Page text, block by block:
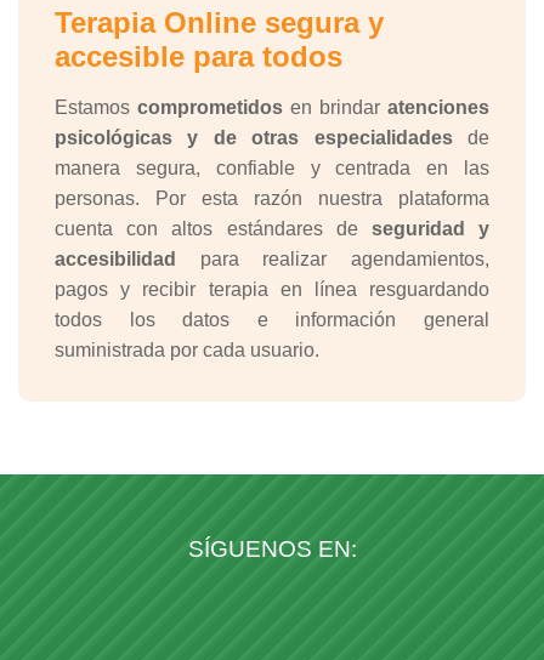
Terapia Online segura y
accesible para todos
Estamos comprometidos en brindar atenciones
psicológicas y de otras especialidadesde
manera segura, confiable y centrada en las
personas. Por esta razón nuestra plataforma
cuenta con altos estándares de seguridad y
accesibilidad
para realizar agendamientos,
pagos y recibir terapia en línea resguardando
todos los datos e información general
suministrada por cada usuario.
SÍGUENOS EN: